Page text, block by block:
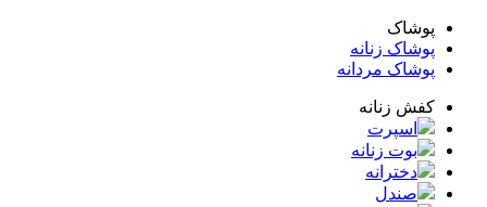
زنانه
مردانه
زنانه
اسپرت
بوت زنانه
دخترانه
صندل